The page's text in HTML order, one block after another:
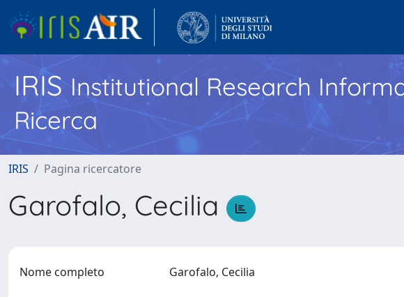
IRISInstitutional Research
Ricerca
IRIS Pagina ricercatore
Garofalo, Cecilia
Nome completo Garofalo, Cecilia